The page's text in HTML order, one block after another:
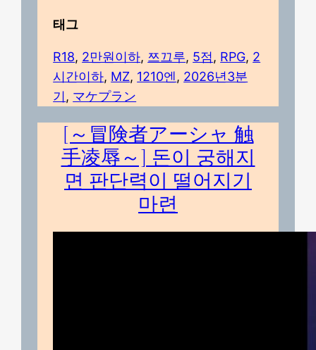
태그
R18, 2만원이하, 쯔끄루, 5점, RPG, 2
시간이하, MZ, 1210엔, 2026년3분
기 , マケプラン
[～冒険者アーシャ 触
手凌辱～] 돈이 궁해지
면 판단력이 떨어지기
마련